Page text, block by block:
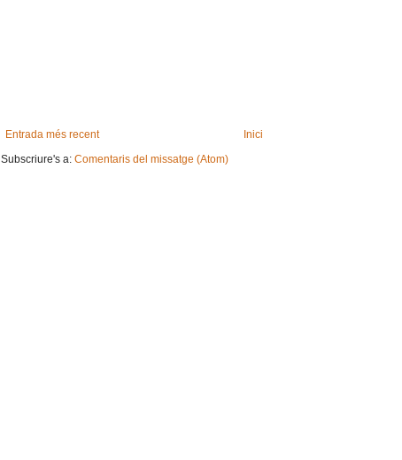
Entrada més recent
Inici
Subscriure's a: Comentaris del missatge (Atom)